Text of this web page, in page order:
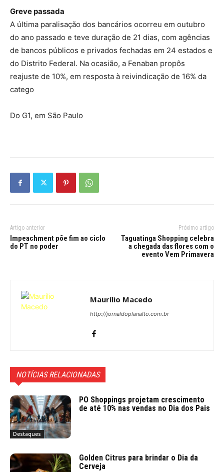
Greve passada
A última paralisação dos bancários ocorreu em outubro
do ano passado e teve duração de 21 dias, com agências
de bancos públicos e privados fechadas em 24 estados e
do Distrito Federal. Na ocasião, a Fenaban propôs
reajuste de 10%, em resposta à reivindicação de 16% da
catego
Do G1, em São Paulo
Artigo anterior
Impeachment põe fim ao ciclo
do PT no poder
Próximo artigo
Taguatinga Shopping celebra
a chegada das flores com o
evento Vem Primavera
Maurílio Macedo
http://jornaldoplanalto.com.br
NOTÍCIAS RELACIONADAS
Destaques
PO Shoppings projetam crescimento
de até 10% nas vendas no Dia dos Pais
Golden Citrus para brindar o Dia da
Cerveja